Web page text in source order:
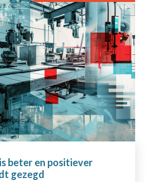
beter en positiever
gezegd